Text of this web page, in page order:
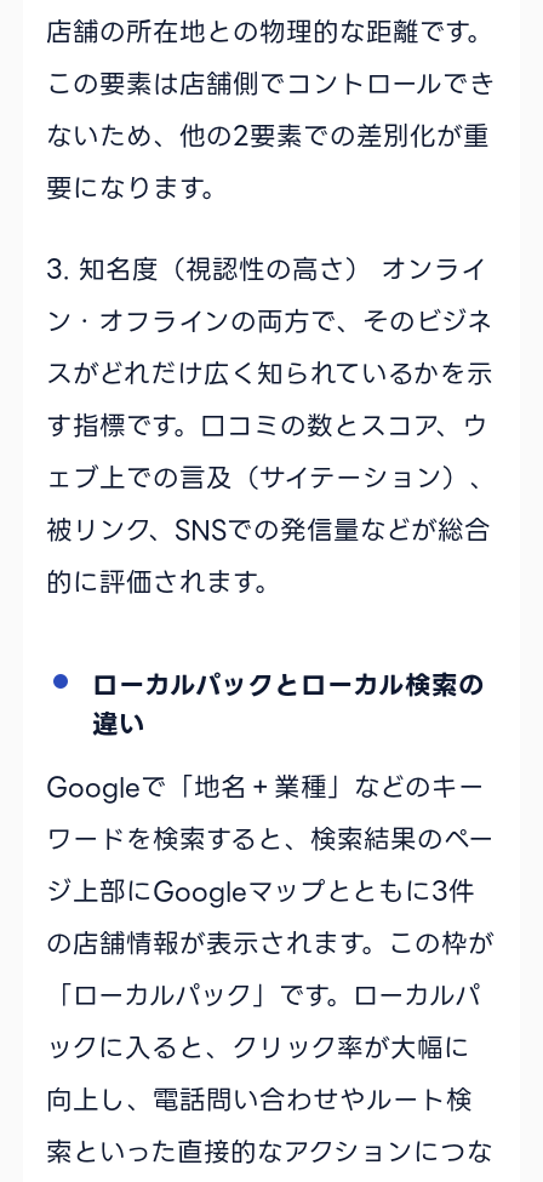
店舗の所在地との物理的な距離です。
この要素は店舗側でコントロールでき
ないため、他の2要素での差別化が重
要になります。
3. 知名度（視認性の高さ）
オンライ
ン・オフラインの両方で、そのビジネ
スがどれだけ広く知られているかを示
す指標です。口コミの数とスコア、ウ
ェブ上での言及（サイテーション）、
被リンク、SNSでの発信量などが総合
的に評価されます。
ローカルパックとローカル検索の
違い
Googleで「地名＋業種」などのキー
ワードを検索すると、検索結果のペー
ジ上部にGoogleマップとともに3件
の店舗情報が表示されます。この枠が
「ローカルパック」です。ローカルパ
ックに入ると、クリック率が大幅に
向上し、電話問い合わせやルート検
索といった直接的なアクションにつな